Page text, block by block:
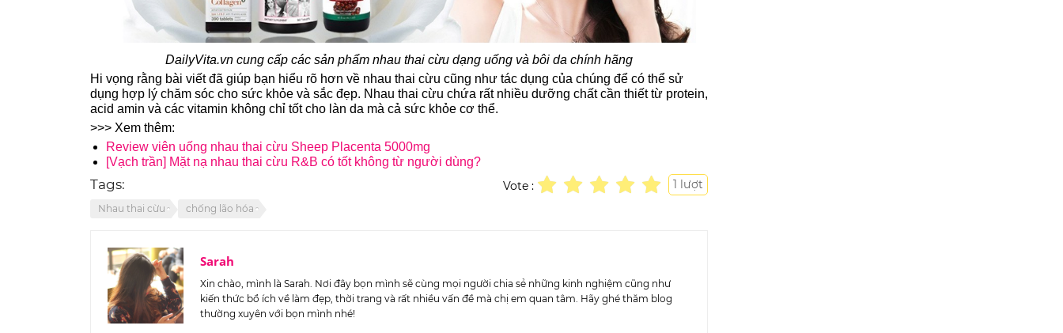
DailyVita.vn cung cấp các sản phẩm nhau thai cừu dạng uống và bôi da chính hãng
Hi vọng rằng bài viết đã giúp bạn hiểu rõ hơn về nhau thai cừu cũng như tác dụng của chúng để có thể sử
dụng hợp lý chăm sóc cho sức khỏe và sắc đẹp. Nhau thai cừu chứa rất nhiều dưỡng chất cần thiết từ protein,
acid amin và các vitamin không chỉ tốt cho làn da mà cả sức khỏe cơ thể.
>>> Xem thêm:
Review viên uống nhau thai cừu Sheep Placenta 5000mg
[Vạch trần] Mặt nạ nhau thai cừu R&B có tốt không từ người dùng?
Tags:
Nhau thai cừu chống lão hóa
1 lượt
Vote :
Sarah
Xin chào, mình là Sarah. Nơi đây bọn mình sẽ cùng mọi người chia sẻ những kinh nghiệm cũng như
kiến thức bổ ích về làm đẹp, thời trang và rất nhiều vấn đề mà chị em quan tâm. Hãy ghé thăm blog
thường xuyên với bọn mình nhé!